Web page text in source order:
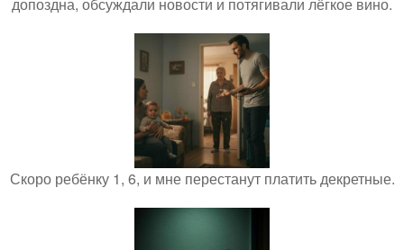
Скоро ребёнку 1, 6, и мне перестанут платить декретные.